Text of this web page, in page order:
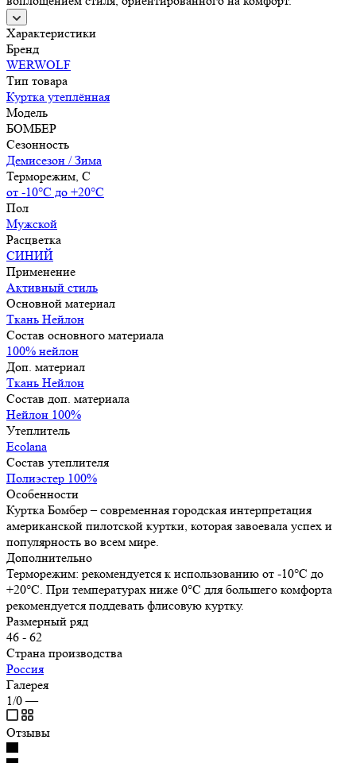
Характеристики
Бренд
WERWOLF
Тип товара
Куртка утеплённая
Модель
БОМБЕР
Сезонность
Демисезон / Зима
Терморежим, C
от -10°С до +20°С
Пол
Мужской
Расцветка
СИНИЙ
Применение
Активный стиль
Основной материал
Ткань Нейлон
Состав основного материала
100% нейлон
Доп. материал
Ткань Нейлон
Состав доп. материала
Нейлон 100%
Утеплитель
Ecolana
Состав утеплителя
Полиэстер 100%
Особенности
Куртка Бомбер – современная городская интерпретация
американской пилотской куртки, которая завоевала успех и
популярность во всем мире.
Дополнительно
Терморежим: рекомендуется к использованию от -10°C до
+20°C. При температурах ниже 0°C для большего комфорта
рекомендуется поддевать флисовую куртку.
Размерный ряд
46 - 62
Страна производства
Россия
Галерея
1/0 —
Отзывы